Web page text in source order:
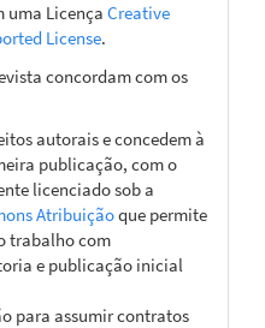
uma Licença Creative
License.
concordam com os
autorais e concedem à
publicação, com o
licenciado sob a
Atribuiçãoque permite
trabalho com
e publicação inicial
para assumir contratos